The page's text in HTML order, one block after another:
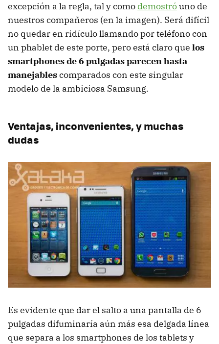
excepción a la regla, tal y como demostróuno de
nuestros compañeros (en la imagen). Será difícil
no quedar en ridículo llamando por teléfono con
un phablet de este porte, pero está claro que los
smartphones de 6 pulgadas parecen hasta
manejablescomparados con este singular
modelo de la ambiciosa Samsung.
Ventajas, inconvenientes, y muchas
dudas
Es evidente que dar el salto a una pantalla de 6
pulgadas difuminaría aún más esa delgada línea
que separa a los smartphones de los tablets y